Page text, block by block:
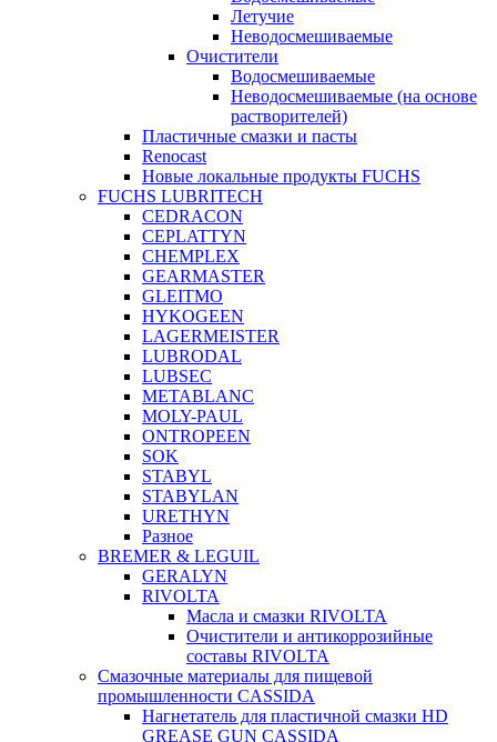
Летучие
Неводосмешиваемые
Очистители
Водосмешиваемые
Неводосмешиваемые (на основе
растворителей)
Пластичные смазки и пасты
Renocast
Новые локальные продукты FUCHS
FUCHS LUBRITECH
CEDRACON
CEPLATTYN
CHEMPLEX
GEARMASTER
GLEITMO
HYKOGEEN
LAGERMEISTER
LUBRODAL
LUBSEC
METABLANC
MOLY-PAUL
ONTROPEEN
SOK
STABYL
STABYLAN
URETHYN
Разное
BREMER & LEGUIL
GERALYN
RIVOLTA
Масла и смазки RIVOLTA
Очистители и антикоррозийные
составы RIVOLTA
Смазочные материалы для пищевой
промышленности CASSIDA
Нагнетатель для пластичной смазки HD
GREASE GUN CASSIDA